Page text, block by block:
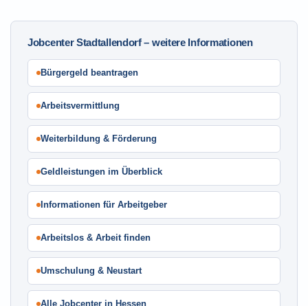
Jobcenter Stadtallendorf – weitere Informationen
Bürgergeld beantragen
Arbeitsvermittlung
Weiterbildung & Förderung
Geldleistungen im Überblick
Informationen für Arbeitgeber
Arbeitslos & Arbeit finden
Umschulung & Neustart
Alle Jobcenter in Hessen